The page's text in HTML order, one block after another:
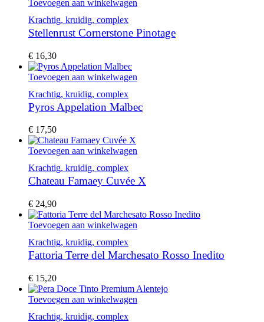
Toevoegen aan winkelwagen
Krachtig, kruidig, complex
Stellenrust Cornerstone Pinotage
€ 16,30
Toevoegen aan winkelwagen
Krachtig, kruidig, complex
Pyros Appelation Malbec
€ 17,50
Toevoegen aan winkelwagen
Krachtig, kruidig, complex
Chateau Famaey Cuvée X
€ 24,90
Toevoegen aan winkelwagen
Krachtig, kruidig, complex
Fattoria Terre del Marchesato Rosso Inedito
€ 15,20
Toevoegen aan winkelwagen
Krachtig, kruidig, complex